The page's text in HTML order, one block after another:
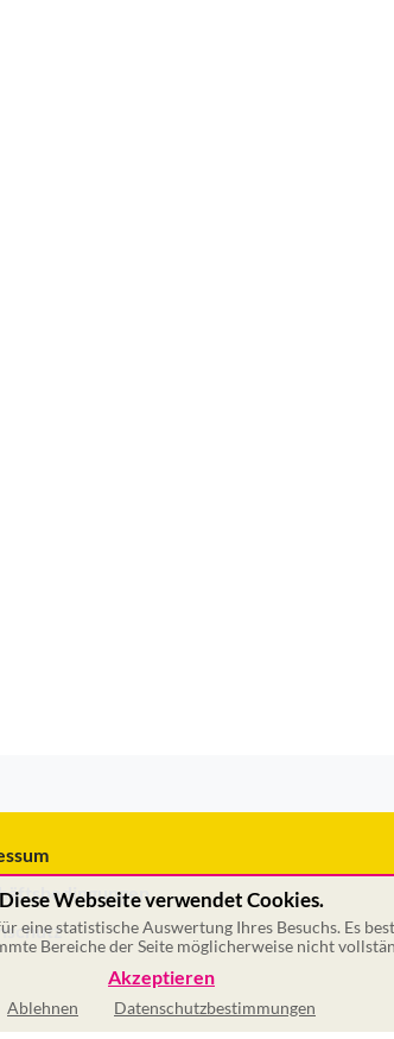
Diese Webseite verwendet Cookies.
statistische Auswertung Ihres Besuchs. Es
Bereiche der Seite möglicherweise nicht
Akzeptieren
Ablehnen Datenschutzbestimmungen